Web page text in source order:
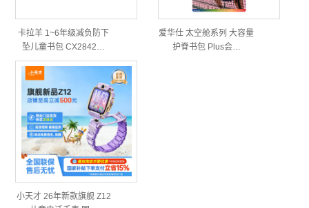
卡拉羊 1~6年级减负防下
坠儿童书包 CX2842…
爱华仕 太空舱系列 大容量
护脊书包 Plus会…
小天才 26年新款旗舰 Z12